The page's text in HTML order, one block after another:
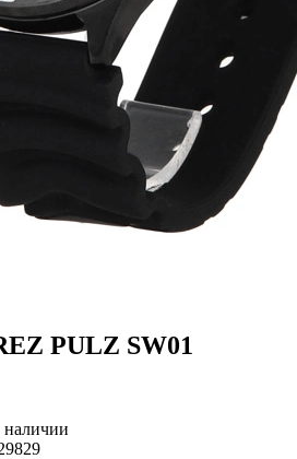
PULZ SW01